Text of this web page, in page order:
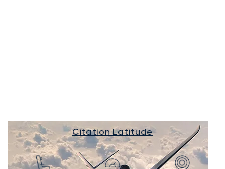
Citation Latitude